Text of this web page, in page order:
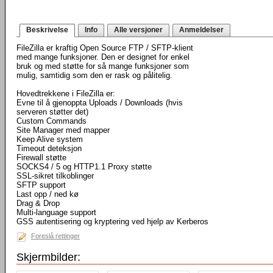
Beskrivelse Info Alle versjoner Anmeldelser
FileZilla er kraftig Open Source FTP / SFTP-klient
med mange funksjoner. Den er designet for enkel
bruk og med støtte for så mange funksjoner som
mulig, samtidig som den er rask og pålitelig.
Hovedtrekkene i FileZilla er:
Evne til å gjenoppta Uploads / Downloads (hvis
serveren støtter det)
Custom Commands
Site Manager med mapper
Keep Alive system
Timeout deteksjon
Firewall støtte
SOCKS4 / 5 og HTTP1.1 Proxy støtte
SSL-sikret tilkoblinger
SFTP support
Last opp / ned kø
Drag & Drop
Multi-language support
GSS autentisering og kryptering ved hjelp av Kerberos
Foreslå rettinger
Skjermbilder: